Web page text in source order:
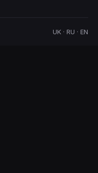
UK · RU · EN